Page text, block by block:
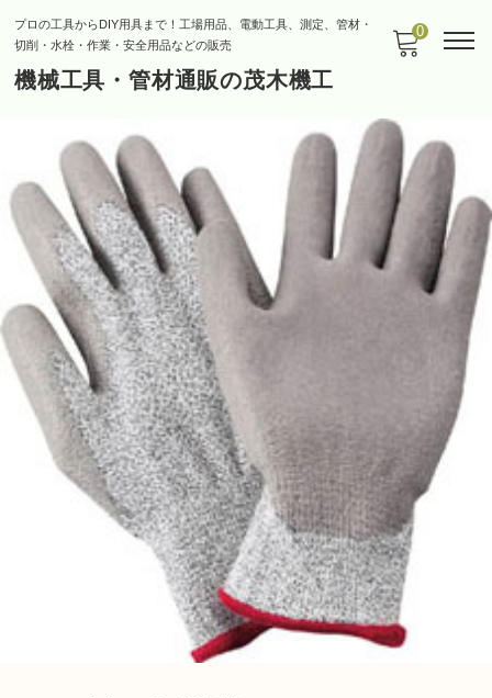
プロの工具からDIY用具まで！工場用品、電動工具、測定、管材・
切削・水栓・作業・安全用品などの販売
機械工具・管材通販の茂木機工
0